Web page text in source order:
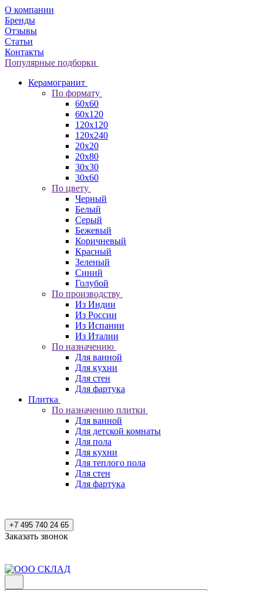
О компании
Бренды
Отзывы
Статьи
Контакты
Популярные подборки
Керамогранит
По формату
60x60
60x120
120x120
120x240
20x20
20x80
30x30
30x60
По цвету
Черный
Белый
Серый
Бежевый
Коричневый
Красный
Зеленый
Синий
Голубой
По производству
Из Индии
Из России
Из Испании
Из Италии
По назначению
Для ванной
Для кухни
Для стен
Для фартука
Плитка
По назначению плитки
Для ванной
Для детской комнаты
Для пола
Для кухни
Для теплого пола
Для стен
Для фартука
+7 495 740 24 65
Заказать звонок